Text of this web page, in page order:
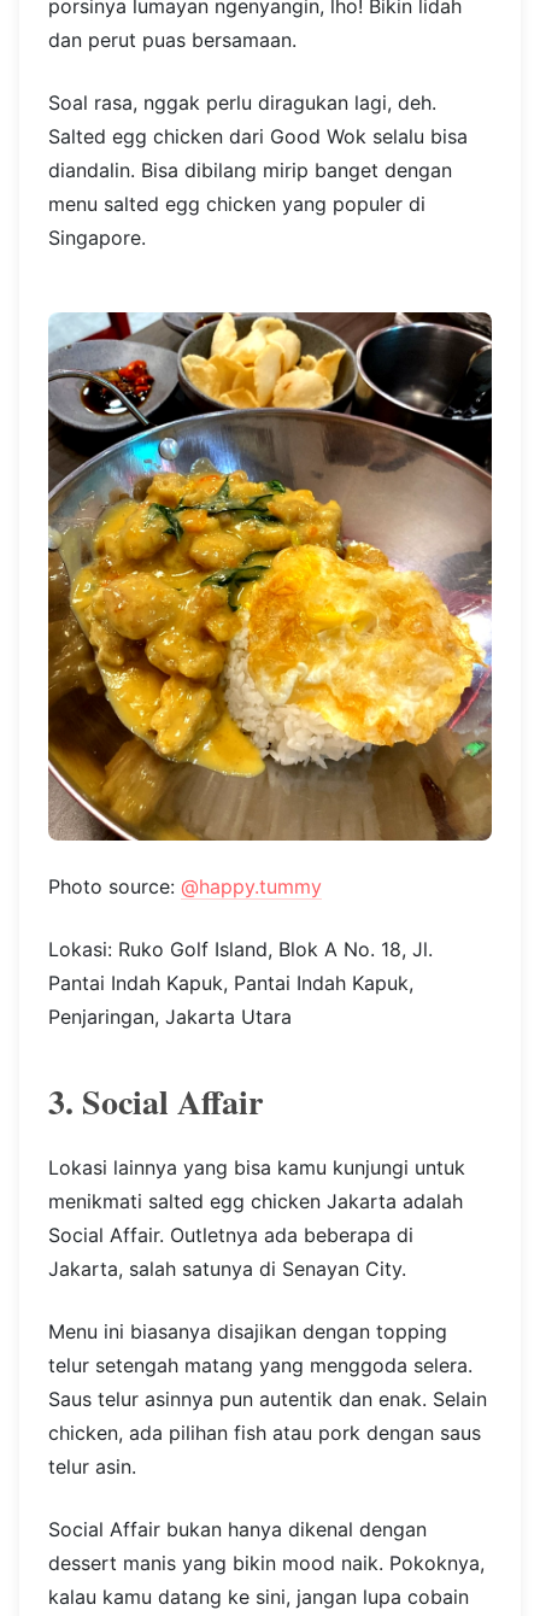
porsinya lumayan ngenyangin, lho! Bikin lidah
dan perut puas bersamaan.
Soal rasa, nggak perlu diragukan lagi, deh.
Salted egg chicken dari Good Wok selalu bisa
diandalin. Bisa dibilang mirip banget dengan
menu salted egg chicken yang populer di
Singapore.
Photo source: @happy.tummy
Lokasi: Ruko Golf Island, Blok A No. 18, Jl.
Pantai Indah Kapuk, Pantai Indah Kapuk,
Penjaringan, Jakarta Utara
3. Social Affair
Lokasi lainnya yang bisa kamu kunjungi untuk
menikmati salted egg chicken Jakarta adalah
Social Affair. Outletnya ada beberapa di
Jakarta, salah satunya di Senayan City.
Menu ini biasanya disajikan dengan topping
telur setengah matang yang menggoda selera.
Saus telur asinnya pun autentik dan enak. Selain
chicken, ada pilihan fish atau pork dengan saus
telur asin.
Social Affair bukan hanya dikenal dengan
dessert manis yang bikin mood naik. Pokoknya,
kalau kamu datang ke sini, jangan lupa cobain